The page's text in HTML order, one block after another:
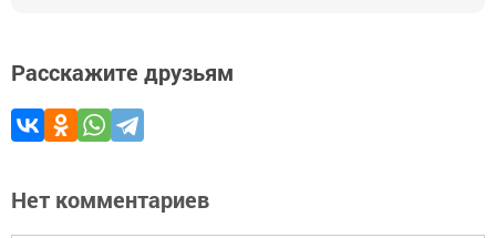
Расскажите друзьям
Нет комментариев